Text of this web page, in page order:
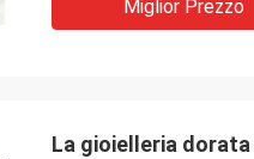
Miglior Prezzo
La gioielleria